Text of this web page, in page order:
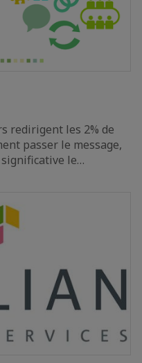
redirigent les 2% de
passer le message,
le…